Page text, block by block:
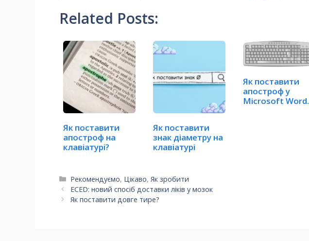
Related Posts:
Як поставити
апостроф на
клавіатурі?
Як поставити
знак діаметру на
клавіатурі
Як поставити
апостроф у
Microsoft Word,
Категорії
Рекомендуємо, Цікаво,Як зробити
ECED: новий спосіб доставки ліків у мозок
Як поставити довге тире?